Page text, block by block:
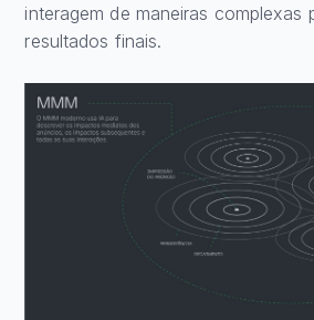
interagem de maneiras complexas
resultados finais.